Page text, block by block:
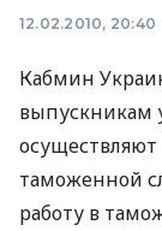
12.02.2010, 20:40
Кабмин
выпускникам
осуществляют
таможенной
работу в